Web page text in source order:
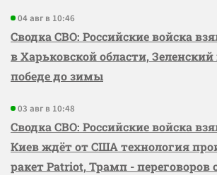
04 авг в 10:46
Сводка СВО: Российские войска
в Харьковской области, Зеленский
победе до зимы
03 авг в 10:48
Сводка СВО: Российские войска
Киев ждёт от США технология
ракет Patriot, Трамп - переговоров